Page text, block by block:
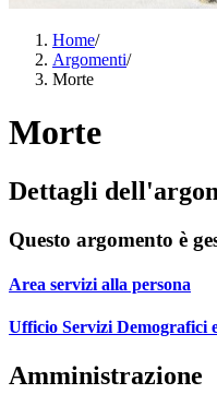
Home/
Argomenti/
Morte
Morte
Dettagli
Questo argomento è
Area servizi alla persona
Ufficio Servizi Demografici
Amministrazione